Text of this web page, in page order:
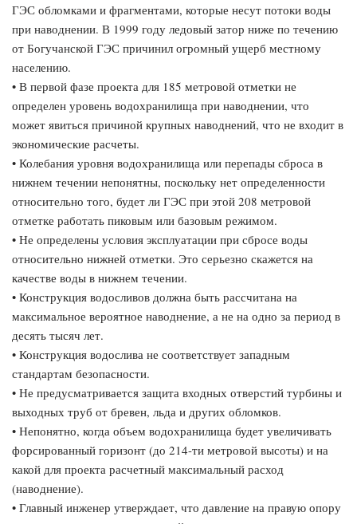
ГЭС обломками и фрагментами, которые несут потоки воды
при наводнении. В 1999 году ледовый затор ниже по течению
от Богучанской ГЭС причинил огромный ущерб местному
населению.
• В первой фазе проекта для 185 метровой отметки не
определен уровень водохранилища при наводнении, что
может явиться причиной крупных наводнений, что не входит в
экономические расчеты.
• Колебания уровня водохранилища или перепады сброса в
нижнем течении непонятны, поскольку нет определенности
относительно того, будет ли ГЭС при этой 208 метровой
отметке работать пиковым или базовым режимом.
• Не определены условия эксплуатации при сбросе воды
относительно нижней отметки. Это серьезно скажется на
качестве воды в нижнем течении.
• Конструкция водосливов должна быть рассчитана на
максимальное вероятное наводнение, а не на одно за период в
десять тысяч лет.
• Конструкция водослива не соответствует западным
стандартам безопасности.
• Не предусматривается защита входных отверстий турбины и
выходных труб от бревен, льда и других обломков.
• Непонятно, когда объем водохранилища будет увеличивать
форсированный горизонт (до 214-ти метровой высоты) и на
какой для проекта расчетный максимальный расход
(наводнение).
• Главный инженер утверждает, что давление на правую опору